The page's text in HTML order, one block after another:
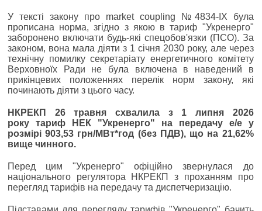
У тексті закону про market coupling №4834-IX була
прописана норма, згідно з якою в тариф "Укренерго"
заборонено включати будь-які спецобов'язки (ПСО). За
законом, вона мала діяти з 1 січня 2030 року, але через
технічну помилку секретаріату енергетичного комітету
Верховноїх Ради не була включена в наведений в
прикінцевих положеннях перелік норм закону, які
починають діяти з цього часу.
НКРЕКП 26 травня схвалила з 1 липня 2026
року тариф НЕК "Укренерго" на передачу е/е у
розмірі 903,53 грн/МВт*год (без ПДВ), що на 21,62%
вище чинного.
Перед цим "Укренерго" офіційно звернулася до
національного регулятора НКРЕКП з проханням про
перегляд тарифів на передачу та диспетчеризацію.